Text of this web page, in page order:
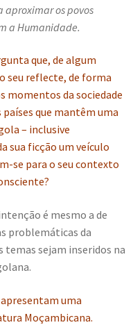
aproximar os povos
a Humanidade.
que, de algum
seu reflecte, de forma
momentos da sociedade
que mantêm uma
– inclusive
sua ficção um veículo
se para o seu contexto
é mesmo a de
problemáticas da
sejam inseridos na
uma
Moçambicana.